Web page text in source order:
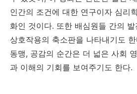
인간의 조건에 대한 연구이자 심리
화인 것이다. 또한 배심원들 간의
상호작용의 축소판을 나타내기도
동맹, 공감의 순간은 더 넓은 사회
과 이해의 기회를 보여주기도 한다.